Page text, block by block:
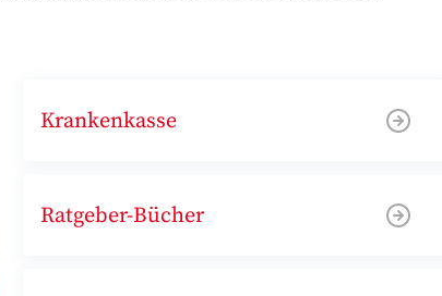
Krankenkasse
Ratgeber-Bücher